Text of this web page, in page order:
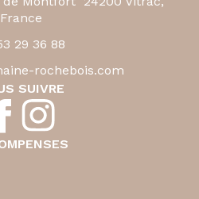
Montfort 24200 Vitrac,
rochebois.com
SUIVRE